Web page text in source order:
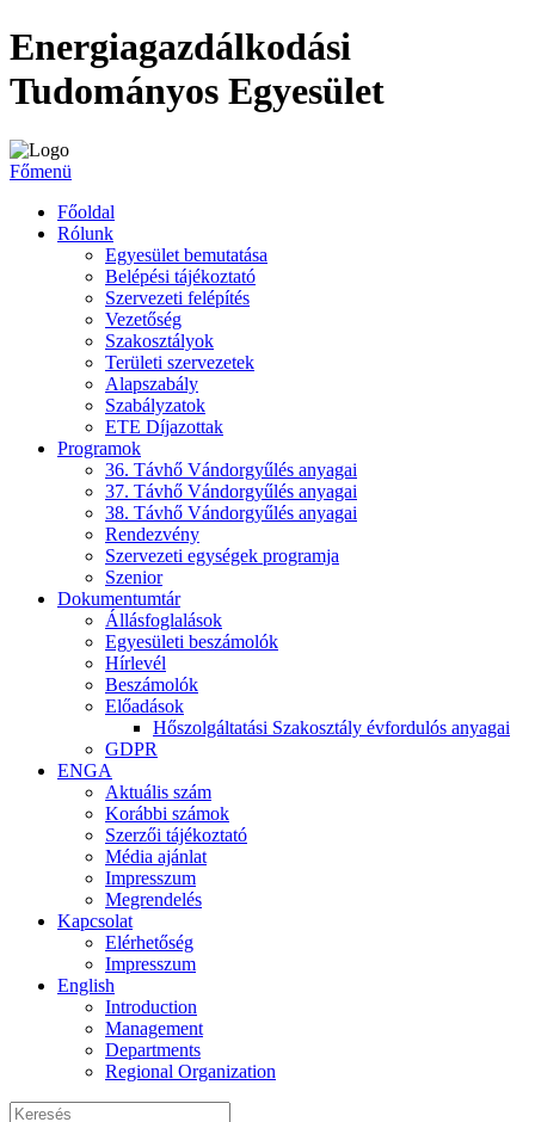
Energiagazdálkodási
Tudományos Egyesület
Főmenü
Főoldal
Rólunk
Egyesület bemutatása
Belépési tájékoztató
Szervezeti felépítés
Vezetőség
Szakosztályok
Területi szervezetek
Alapszabály
Szabályzatok
ETE Díjazottak
Programok
36. Távhő Vándorgyűlés anyagai
37. Távhő Vándorgyűlés anyagai
38. Távhő Vándorgyűlés anyagai
Rendezvény
Szervezeti egységek programja
Szenior
Dokumentumtár
Állásfoglalások
Egyesületi beszámolók
Hírlevél
Beszámolók
Előadások
Hőszolgáltatási Szakosztály évfordulós anyagai
GDPR
ENGA
Aktuális szám
Korábbi számok
Szerzői tájékoztató
Média ajánlat
Impresszum
Megrendelés
Kapcsolat
Elérhetőség
Impresszum
English
Introduction
Management
Departments
Regional Organization